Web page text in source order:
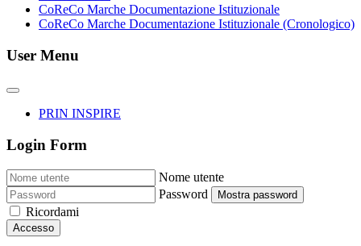
CoReCo Marche Documentazione Istituzionale
CoReCo Marche Documentazione Istituzionale (Cronologico)
User Menu
PRIN INSPIRE
Login Form
Nome utente
Password
Mostra password
Ricordami
Accesso